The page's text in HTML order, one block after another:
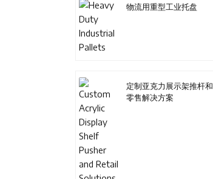
物流用重型工业托盘
定制亚克力展示架推杆和
零售解决方案